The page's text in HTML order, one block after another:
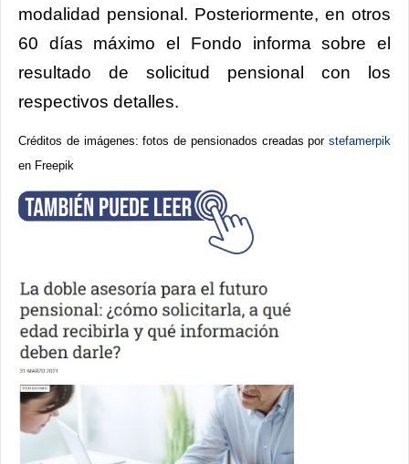
modalidad pensional. Posteriormente, en otros
60 días máximo el Fondo informa sobre el
resultado de solicitud pensional con los
respectivos detalles.
Créditos de imágenes: fotos de pensionados creadas por stefamerpik
en Freepik